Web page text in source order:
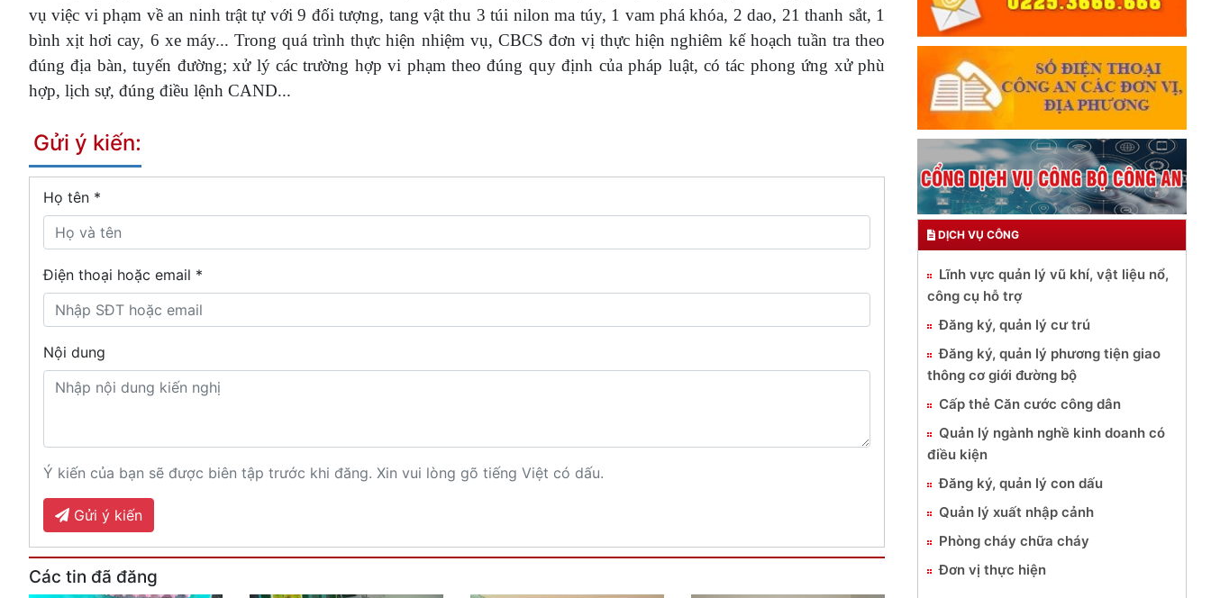
vụ việc vi phạm về an ninh trật tự với 9 đối tượng, tang vật thu 3 túi nilon ma túy, 1 vam phá khóa, 2 dao, 21 thanh sắt, 1
bình xịt hơi cay, 6 xe máy... Trong quá trình thực hiện nhiệm vụ, CBCS đơn vị thực hiện nghiêm kế hoạch tuần tra theo
đúng địa bàn, tuyến đường; xử lý các trường hợp vi phạm theo đúng quy định của pháp luật, có tác phong ứng xử phù
hợp, lịch sự, đúng điều lệnh CAND...
Gửi ý kiến:
Họ tên *
Điện thoại hoặc email *
Nội dung
Ý kiến của bạn sẽ được biên tập trước khi đăng. Xin vui lòng gõ tiếng Việt có dấu.
Gửi ý kiến
Các tin đã đăng
DỊCH VỤ CÔNG
Lĩnh vực quản lý vũ khí, vật liệu nổ,
công cụ hỗ trợ
Đăng ký, quản lý cư trú
Đăng ký, quản lý phương tiện giao
thông cơ giới đường bộ
Cấp thẻ Căn cước công dân
Quản lý ngành nghề kinh doanh có
điều kiện
Đăng ký, quản lý con dấu
Quản lý xuất nhập cảnh
Phòng cháy chữa cháy
Đơn vị thực hiện